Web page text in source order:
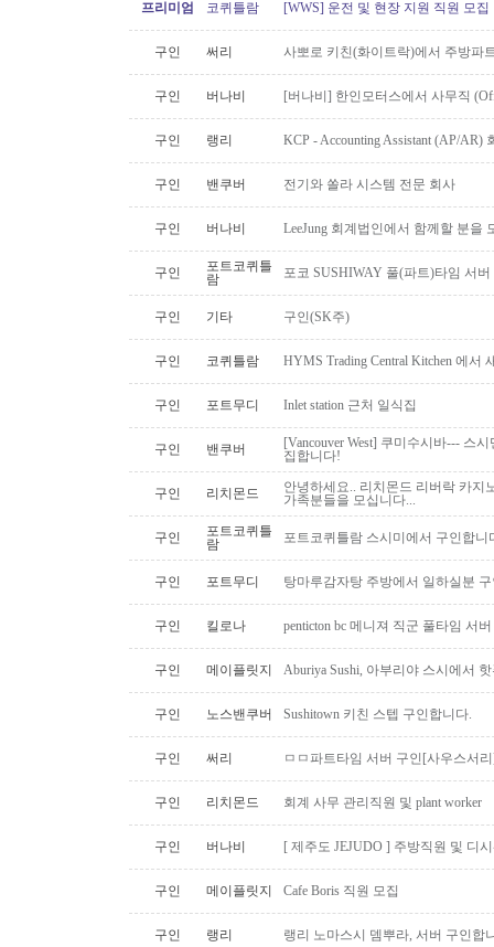
프리미엄 코퀴틀람 [WWS] 운전 및 현장 지원 직원 모집
구인 써리 사뽀로 키친(화이트락)에서 주방파
구인 버나비 [버나비] 한인모터스에서 사무직
구인 랭리 KCP - Accounting Assistant (AP/
구인 밴쿠버 전기와 쏠라 시스템 전문 회사
구인 버나비 LeeJung 회계법인에서 함께할 분을
구인
포트코퀴틀
람
포코 SUSHIWAY 풀(파트)타임 서버
구인 기타 구인(SK주)
구인 코퀴틀람 HYMS Trading Central Kitchen 에
구인 포트무디 Inlet station 근처 일식집
구인 밴쿠버
[Vancouver West] 쿠미수시바--- 스
집합니다!
구인 리치몬드
안녕하세요.. 리치몬드 리버락 카지
가족분들을 모십니다...
구인
포트코퀴틀
람
포트코퀴틀람 스시미에서 구인합니
구인 포트무디 탕마루감자탕 주방에서 일하실분
구인 킬로나 penticton bc 메니져 직군 풀타임 서
구인 메이플릿지 Aburiya Sushi, 아부리야 스시에서
구인 노스밴쿠버 Sushitown 키친 스텝 구인합니다.
구인 써리 ㅁㅁ파트타임 서버 구인[사우스서
구인 리치몬드 회계 사무 관리직원 및 plant worker
구인 버나비 [ 제주도 JEJUDO ] 주방직원 및 디
구인 메이플릿지 Cafe Boris 직원 모집
구인 랭리 랭리 노마스시 뎀뿌라, 서버 구인합